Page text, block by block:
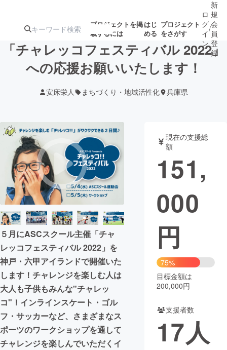
プロジェクトを掲
載するには
はじ
める
プロジェクト
をさがす
注目のリ
ターン
ジェクト
募集終了が近いプ
ロジェクト
されます
アート・写真 音楽
テクノロジー・ガジェット ゲーム・サ
映像・映画
ビジネス・起業
まちづくり・地域活性化
CAMPFIRE for Social Good
CAMPFIRE Creation
CAMPFIREふるさと納税
コミュニティ
ロ
グ
イ
ン
/
新
規
会
員
登
録
「チャレッコフェスティバル 2022」
への応援お願いいたします！
安床栄人 まちづくり・地域活性化 兵庫県
５月にASCスクール主催「チャ
レッコフェスティバル 2022」を
神戸・六甲アイランドで開催いた
します！チャレンジを楽しむ人は
大人も子供もみんな"チャレッ
コ"！インラインスケート・ゴル
フ・サッカーなど、さまざまなス
ポーツのワークショップを通して
チャレンジを楽しんでいただくイ
現在の支援総
額
151,
000
円
75%
目標金額は
200,000円
支援者数
17人